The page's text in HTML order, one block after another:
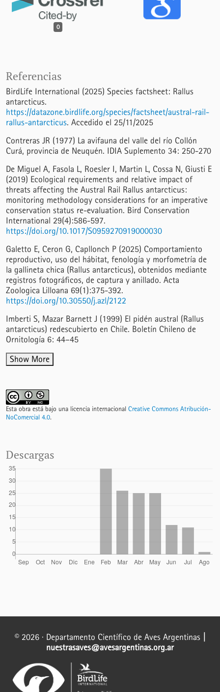
0
Referencias
BirdLife International (2025) Species factsheet: Rallus
antarcticus.
https://datazone.birdlife.org/species/factsheet/austral-rail-
rallus-antarcticus. Accedido el 25/11/2025
Contreras JR (1977) La avifauna del valle del río Collón
Curá, provincia de Neuquén. IDIA Suplemento 34: 250-270
De Miguel A, Fasola L, Roesler I, Martin L, Cossa N, Giusti E
(2019) Ecological requirements and relative impact of
threats affecting the Austral Rail Rallus antarcticus:
monitoring methodology considerations for an imperative
conservation status re-evaluation. Bird Conservation
International 29(4):586-597.
https://doi.org/10.1017/S0959270919000030
Galetto E, Ceron G, Capllonch P (2025) Comportamiento
reproductivo, uso del hábitat, fenología y morfometría de
la gallineta chica (Rallus antarcticus), obtenidos mediante
registros fotográficos, de captura y anillado. Acta
Zoologica Lilloana 69(1):375-392.
https://doi.org/10.30550/j.azl/2122
Imberti S, Mazar Barnett J (1999) El pidén austral (Rallus
antarcticus) redescubierto en Chile. Boletín Chileno de
Ornitología 6: 44–45
Show More
Esta obra está bajo una licencia internacional Creative Commons Atribución-
NoComercial 4.0.
Descargas
© 2026 · Departamento Científico de Aves Argentinas
nuestrasaves@avesargentinas.org.ar